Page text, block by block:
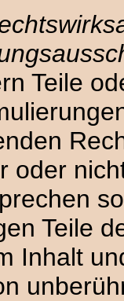
Teile
oder
Teile
Inhalt